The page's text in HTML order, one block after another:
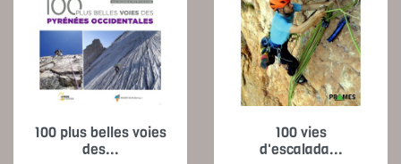
100 plus belles voies
des...
100 vies
d'escalada...